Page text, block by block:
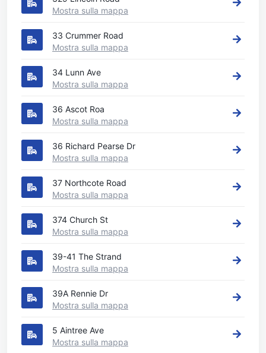
Mostra sulla mappa
33 Crummer Road
Mostra sulla mappa
34 Lunn Ave
Mostra sulla mappa
36 Ascot Roa
Mostra sulla mappa
36 Richard Pearse Dr
Mostra sulla mappa
37 Northcote Road
Mostra sulla mappa
374 Church St
Mostra sulla mappa
39-41 The Strand
Mostra sulla mappa
39A Rennie Dr
Mostra sulla mappa
5 Aintree Ave
Mostra sulla mappa